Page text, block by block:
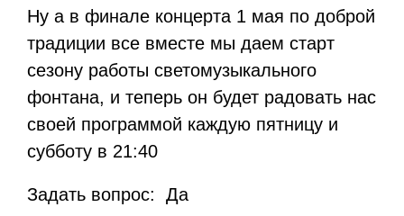
Ну а в финале концерта 1 мая по доброй
традиции все вместе мы даем старт
сезону работы светомузыкального
фонтана, и теперь он будет радовать нас
своей программой каждую пятницу и
субботу в 21:40
Задать вопрос: Да